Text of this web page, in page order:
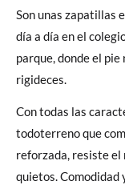
Son unas zapatillas
día a día en el
parque, donde el
rigideces.
Con todas las
todoterreno que
reforzada, resiste el
quietos. Comodidad